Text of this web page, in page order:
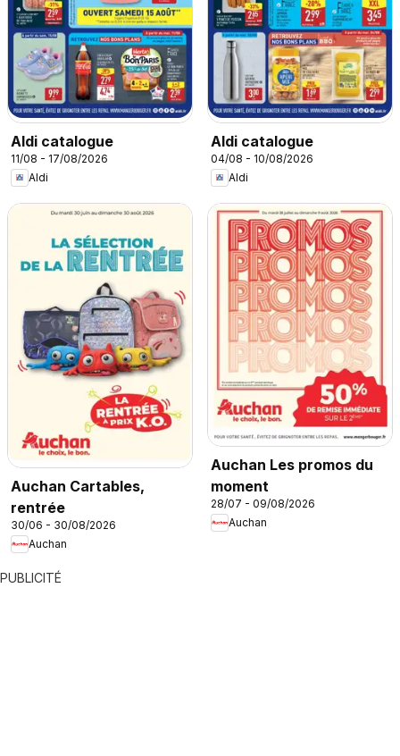
Aldi catalogue
11/08 - 17/08/2026
Aldi
Aldi catalogue
04/08 - 10/08/2026
Aldi
Auchan Cartables,
rentrée
30/06 - 30/08/2026
Auchan
Auchan Les promos du
moment
28/07 - 09/08/2026
Auchan
PUBLICITÉ